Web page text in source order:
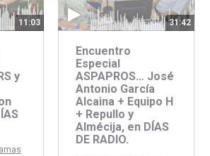
11:03
y
31:42
Encuentro
Especial
ASPAPROS… José
Antonio García
Alcaina + Equipo H
+ Repullo y
Almécija, en DÍAS
DE RADIO.